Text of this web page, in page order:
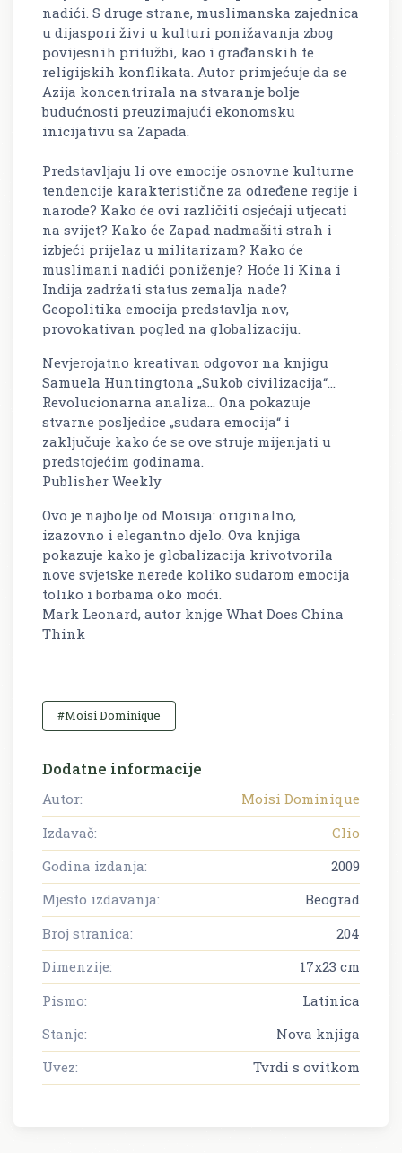
nadići. S druge strane, muslimanska zajednica
u dijaspori živi u kulturi ponižavanja zbog
povijesnih pritužbi, kao i građanskih te
religijskih konflikata. Autor primjećuje da se
Azija koncentrirala na stvaranje bolje
budućnosti preuzimajući ekonomsku
inicijativu sa Zapada.
Predstavljaju li ove emocije osnovne kulturne
tendencije karakteristične za određene regije i
narode? Kako će ovi različiti osjećaji utjecati
na svijet? Kako će Zapad nadmašiti strah i
izbjeći prijelaz u militarizam? Kako će
muslimani nadići poniženje? Hoće li Kina i
Indija zadržati status zemalja nade?
Geopolitika emocija predstavlja nov,
provokativan pogled na globalizaciju.
Nevjerojatno kreativan odgovor na knjigu
Samuela Huntingtona „Sukob civilizacija“...
Revolucionarna analiza... Ona pokazuje
stvarne posljedice „sudara emocija“ i
zaključuje kako će se ove struje mijenjati u
predstojećim godinama.
Publisher Weekly
Ovo je najbolje od Moisija: originalno,
izazovno i elegantno djelo. Ova knjiga
pokazuje kako je globalizacija krivotvorila
nove svjetske nerede koliko sudarom emocija
toliko i borbama oko moći.
Mark Leonard, autor knjge What Does China
Think
#Moisi Dominique
Dodatne informacije
Autor:
Moisi Dominique
Izdavač:
Clio
Godina izdanja:
2009
Mjesto izdavanja:
Beograd
Broj stranica:
204
Dimenzije:
17x23 cm
Pismo:
Latinica
Stanje:
Nova knjiga
Uvez:
Tvrdi s ovitkom